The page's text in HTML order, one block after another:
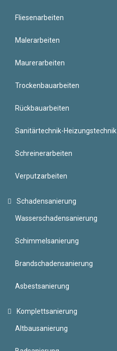
Fliesenarbeiten
Malerarbeiten
Maurerarbeiten
Trockenbauarbeiten
Rückbauarbeiten
Sanitärtechnik-Heizungstechnik
Schreinerarbeiten
Verputzarbeiten
Schadensanierung
Wasserschadensanierung
Schimmelsanierung
Brandschadensanierung
Asbestsanierung
Komplettsanierung
Altbausanierung